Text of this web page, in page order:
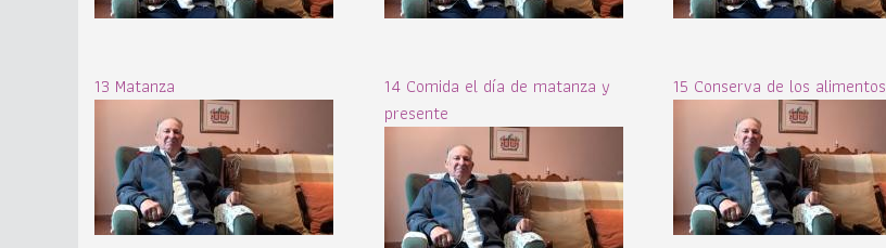
13 Matanza
14 Comida el día de matanza y
presente
15 Conserva de los alimentos